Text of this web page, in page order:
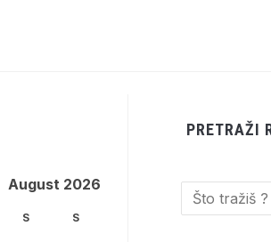
August 2026
S S
PRETRAŽI